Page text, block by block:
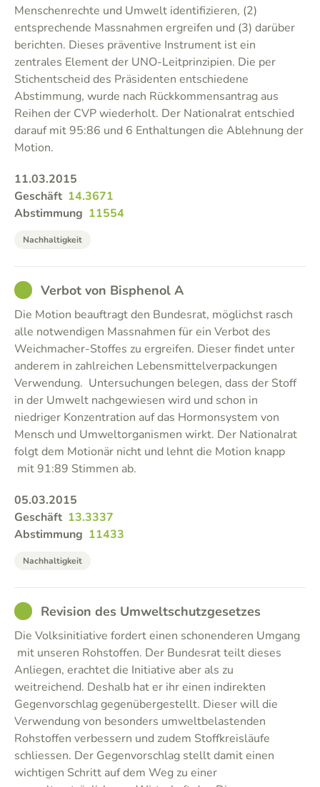
Menschenrechte und Umwelt identifizieren, (2)
entsprechende Massnahmen ergreifen und (3) darüber
berichten. Dieses präventive Instrument ist ein
zentrales Element der UNO-Leitprinzipien. Die per
Stichentscheid des Präsidenten entschiedene
Abstimmung, wurde nach Rückkommensantrag aus
Reihen der CVP wiederholt. Der Nationalrat entschied
darauf mit 95:86 und 6 Enthaltungen die Ablehnung der
Motion.
11.03.2015
Geschäft 14.3671
Abstimmung 11554
Nachhaltigkeit
GOODVerbot von Bisphenol A
Die Motion beauftragt den Bundesrat, möglichst rasch
alle notwendigen Massnahmen für ein Verbot des
Weichmacher-Stoffes zu ergreifen. Dieser findet unter
anderem in zahlreichen Lebensmittelverpackungen
Verwendung. Untersuchungen belegen, dass der Stoff
in der Umwelt nachgewiesen wird und schon in
niedriger Konzentration auf das Hormonsystem von
Mensch und Umweltorganismen wirkt. Der Nationalrat
folgt dem Motionär nicht und lehnt die Motion knapp
mit 91:89 Stimmen ab.
05.03.2015
Geschäft 13.3337
Abstimmung 11433
Nachhaltigkeit
GOODRevision des Umweltschutzgesetzes
Die Volksinitiative fordert einen schonenderen Umgang
mit unseren Rohstoffen. Der Bundesrat teilt dieses
Anliegen, erachtet die Initiative aber als zu
weitreichend. Deshalb hat er ihr einen indirekten
Gegenvorschlag gegenübergestellt. Dieser will die
Verwendung von besonders umweltbelastenden
Rohstoffen verbessern und zudem Stoffkreisläufe
schliessen. Der Gegenvorschlag stellt damit einen
wichtigen Schritt auf dem Weg zu einer